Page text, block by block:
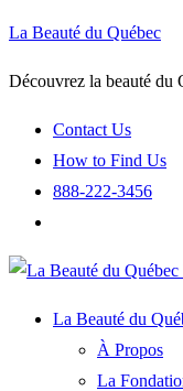
La Beauté du Québec
Découvrez la beauté du
Contact Us
How to Find Us
888-222-3456
La Beauté du
À Propos
La